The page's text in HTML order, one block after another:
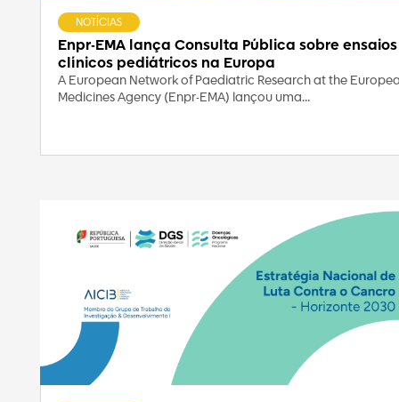
Enpr-EMA lança Consulta Pública sobre ensaios
clínicos pediátricos na Europa
NOTÍCIAS
A European Network of Paediatric Research at the
Medicines Agency (Enpr-EMA) lançou uma...